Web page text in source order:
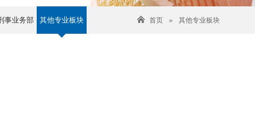
事业务部 其他专业板块 首页 » 其他专业板块